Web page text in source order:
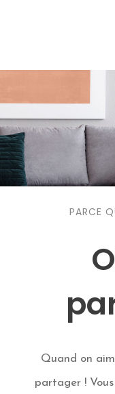
PARCE
Quand on
partager !